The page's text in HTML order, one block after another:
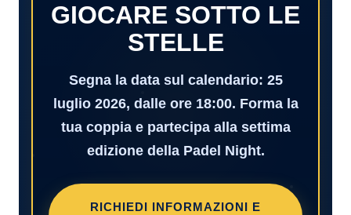
GIOCARE SOTTO LE
STELLE
Segna la data sul calendario: 25
luglio 2026, dalle ore 18:00. Forma la
tua coppia e partecipa alla settima
edizione della Padel Night.
RICHIEDI INFORMAZIONI E